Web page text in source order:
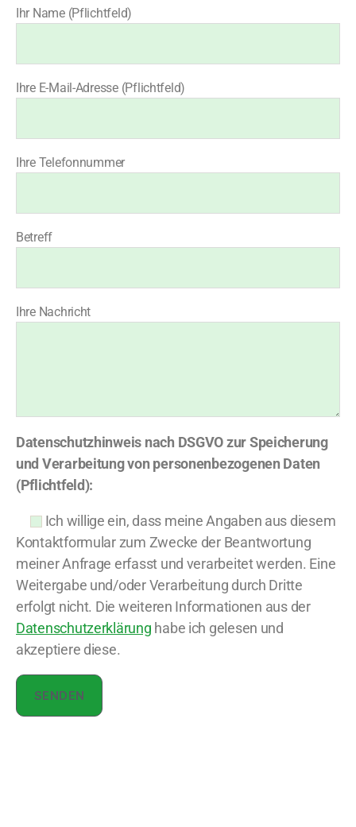
Ihr Name (Pflichtfeld)
Ihre E-Mail-Adresse (Pflichtfeld)
Ihre Telefonnummer
Betreff
Ihre Nachricht
Datenschutzhinweis nach DSGVO zur Speicherung
und Verarbeitung von personenbezogenen Daten
(Pflichtfeld):
Ich willige ein, dass meine Angaben aus diesem
Kontaktformular zum Zwecke der Beantwortung
meiner Anfrage erfasst und verarbeitet werden. Eine
Weitergabe und/oder Verarbeitung durch Dritte
erfolgt nicht. Die weiteren Informationen aus der
Datenschutzerklärung habe ich gelesen und
akzeptiere diese.